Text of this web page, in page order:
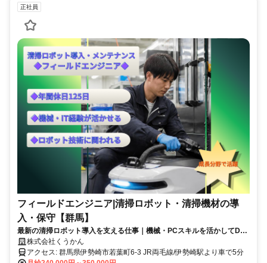
正社員
フィールドエンジニア|清掃ロボット・清掃機材の導
入・保守【群馬】
最新の清掃ロボット導入を支える仕事｜機械・PCスキルを活かしてDX
を推進
株式会社くうかん
アクセス: 群馬県伊勢崎市若葉町6-3 JR両毛線/伊勢崎駅より車で5分